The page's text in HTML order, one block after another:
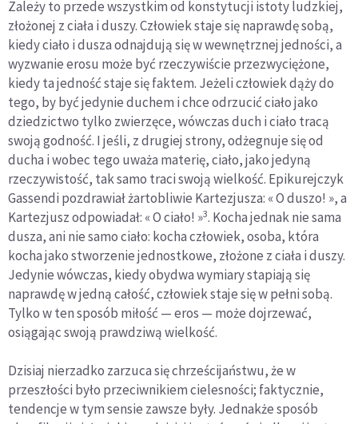
Zależy to przede wszystkim od konstytucji istoty ludzkiej,
złożonej z ciała i duszy. Człowiek staje się naprawdę sobą,
kiedy ciało i dusza odnajdują się w wewnętrznej jedności, a
wyzwanie erosu może być rzeczywiście przezwyciężone,
kiedy ta jedność staje się faktem. Jeżeli człowiek dąży do
tego, by być jedynie duchem i chce odrzucić ciało jako
dziedzictwo tylko zwierzęce, wówczas duch i ciało tracą
swoją godność. I jeśli, z drugiej strony, odżegnuje się od
ducha i wobec tego uważa materię, ciało, jako jedyną
rzeczywistość, tak samo traci swoją wielkość. Epikurejczyk
Gassendi pozdrawiał żartobliwie Kartezjusza: « O duszo! », a
Kartezjusz odpowiadał: « O ciało! »3. Kocha jednak nie sama
dusza, ani nie samo ciało: kocha człowiek, osoba, która
kocha jako stworzenie jednostkowe, złożone z ciała i duszy.
Jedynie wówczas, kiedy obydwa wymiary stapiają się
naprawdę w jedną całość, człowiek staje się w pełni sobą.
Tylko w ten sposób miłość — eros — może dojrzewać,
osiągając swoją prawdziwą wielkość.
Dzisiaj nierzadko zarzuca się chrześcijaństwu, że w
przeszłości było przeciwnikiem cielesności; faktycznie,
tendencje w tym sensie zawsze były. Jednakże sposób